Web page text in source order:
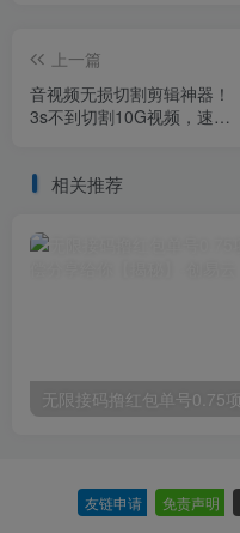
上一篇
音视频无损切割剪辑神器！
3s不到切割10G视频，速度
相关推荐
友链申请 免责声明